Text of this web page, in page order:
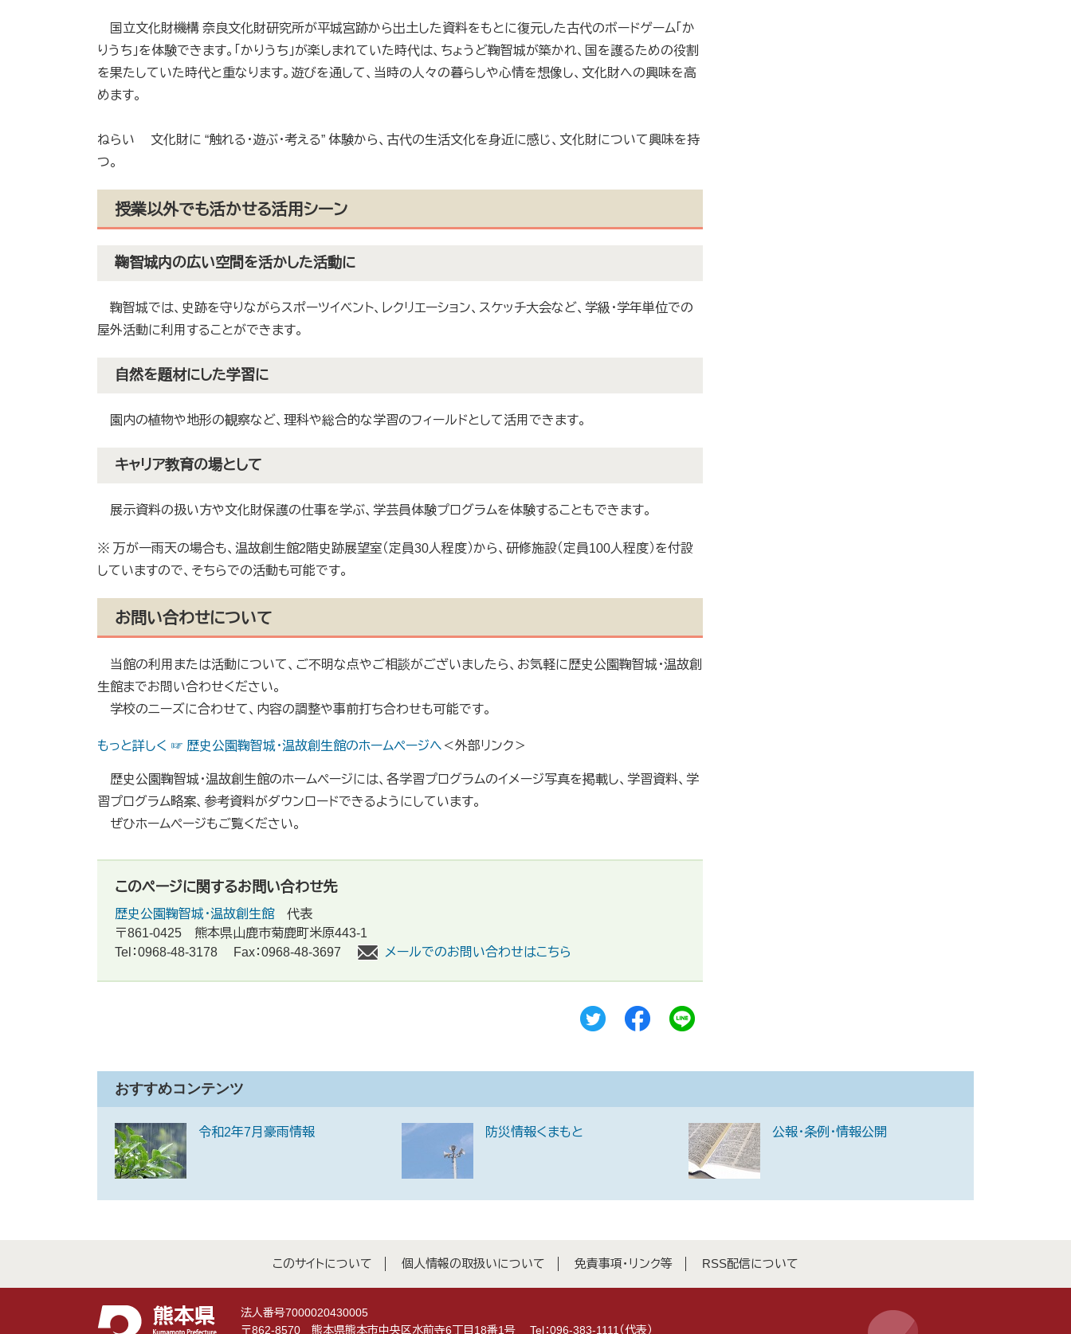
国立文化財機構 奈良文化財研究所が平城宮跡から出土した資料をもとに復元した古代のボードゲーム「か
りうち」を体験できます。「かりうち」が楽しまれていた時代は、ちょうど鞠智城が築かれ、国を護るための役割
を果たしていた時代と重なります。遊びを通して、当時の人々の暮らしや心情を想像し、文化財への興味を高
めます。
ねらい 文化財に “触れる・遊ぶ・考える” 体験から、古代の生活文化を身近に感じ、文化財について興味を持
つ。
授業以外でも活かせる活用シーン
鞠智城内の広い空間を活かした活動に
鞠智城では、史跡を守りながらスポーツイベント、レクリエーション、スケッチ大会など、学級・学年単位での
屋外活動に利用することができます。
自然を題材にした学習に
園内の植物や地形の観察など、理科や総合的な学習のフィールドとして活用できます。
キャリア教育の場として
展示資料の扱い方や文化財保護の仕事を学ぶ、学芸員体験プログラムを体験することもできます。
※ 万が一雨天の場合も、温故創生館2階史跡展望室（定員30人程度）から、研修施設（定員100人程度）を付設
していますので、そちらでの活動も可能です。
お問い合わせについて
当館の利用または活動について、ご不明な点やご相談がございましたら、お気軽に歴史公園鞠智城・温故創
生館までお問い合わせください。
学校のニーズに合わせて、内容の調整や事前打ち合わせも可能です。
もっと詳しく ☞ 歴史公園鞠智城・温故創生館のホームページへ ＜外部リンク＞
歴史公園鞠智城・温故創生館のホームページには、各学習プログラムのイメージ写真を掲載し、学習資料、学
習プログラム略案、参考資料がダウンロードできるようにしています。
ぜひホームページもご覧ください。
このページに関するお問い合わせ先
歴史公園鞠智城・温故創生館
代表
〒861-0425
熊本県山鹿市菊鹿町米原443-1
Tel：0968-48-3178
Fax：0968-48-3697 メールでのお問い合わせはこちら
おすすめコンテンツ
令和2年7月豪雨情報 防災情報くまもと 公報・条例・情報公開
このサイトについて 個人情報の取扱いについて 免責事項・リンク等 RSS配信について
法人番号7000020430005
〒862-8570 熊本県熊本市中央区水前寺6丁目18番1号
Tel：096-383-1111（代表）